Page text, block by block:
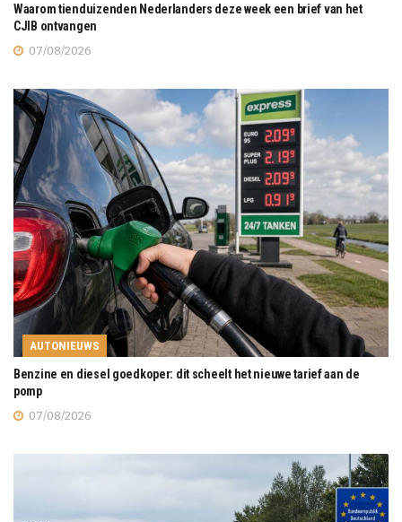
Waarom tienduizenden Nederlanders deze week een brief van het
CJIB ontvangen
07/08/2026
AUTONIEUWS
Benzine en diesel goedkoper: dit scheelt het nieuwe tarief aan de
pomp
07/08/2026